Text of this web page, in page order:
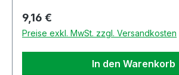
Regulärer Preis:
9,16 €
Preise exkl. MwSt. zzgl. Versandkosten
In den Warenkorb